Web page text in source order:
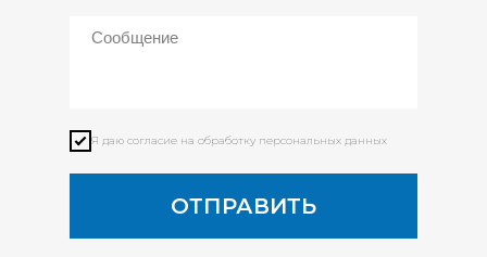
Я даю согласие на обработку персональных данных
ОТПРАВИТЬ